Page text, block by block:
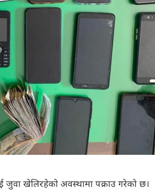
जुवा खेलिरहेको अवस्थामा पक्राउ गरेको छ।